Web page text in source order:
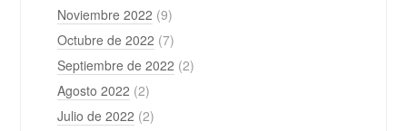
Noviembre 2022 (9)
Octubre de 2022 (7)
Septiembre de 2022 (2)
Agosto 2022 (2)
Julio de 2022 (2)